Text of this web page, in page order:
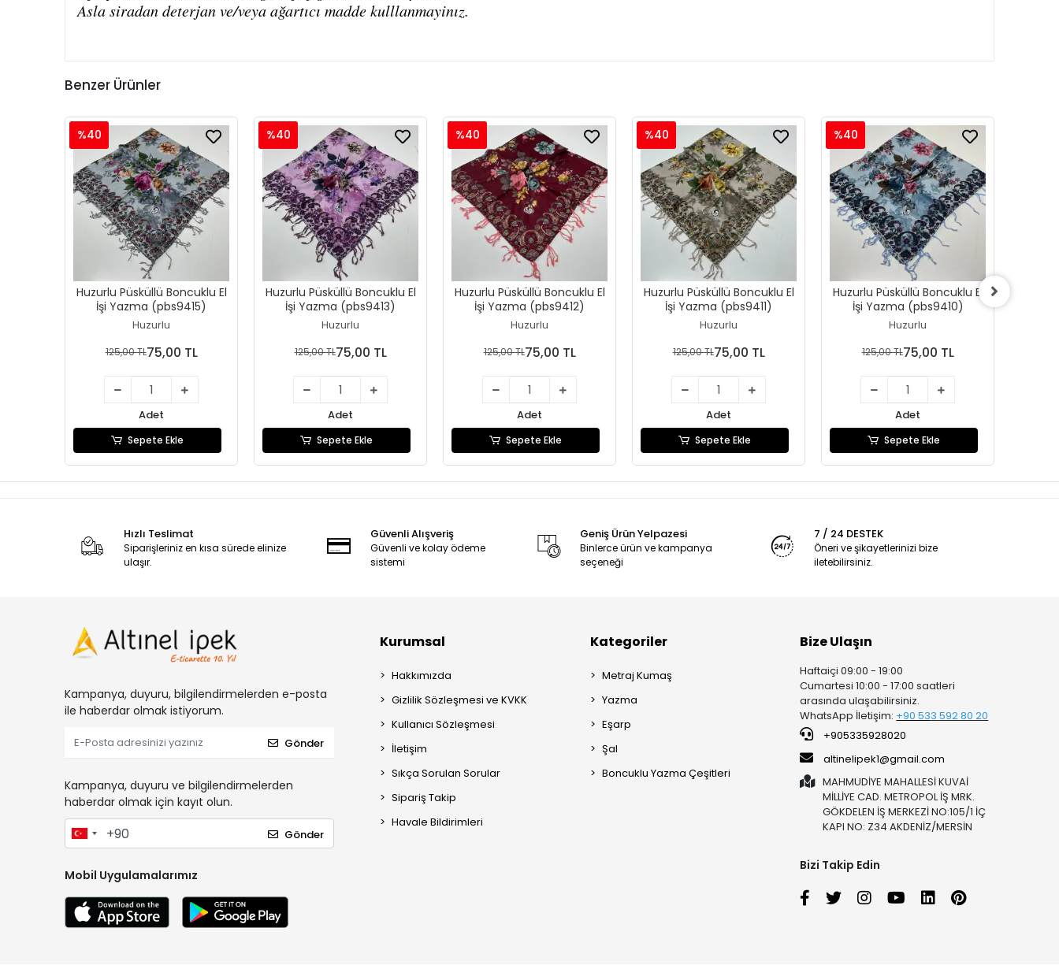
Asla siradan deterjan ve/veya ağartıcı madde kulllanmayinız.
Benzer Ürünler
Huzurlu Püsküllü Boncuklu El
İşi Yazma (pbs9415)
Huzurlu
%40
125,00 TL75,00 TL
Adet
Sepete Ekle
Huzurlu Püsküllü Boncuklu El
İşi Yazma (pbs9413)
Huzurlu
%40
125,00 TL75,00 TL
Adet
Sepete Ekle
Huzurlu Püsküllü Boncuklu El
İşi Yazma (pbs9412)
Huzurlu
%40
125,00 TL75,00 TL
Adet
Sepete Ekle
Huzurlu Püsküllü Boncuklu El
İşi Yazma (pbs9411)
Huzurlu
%40
125,00 TL75,00 TL
Adet
Sepete Ekle
Huzurlu Püsküllü Boncuklu El
İşi Yazma (pbs9410)
Huzurlu
%40
125,00 TL75,00 TL
Adet
Sepete Ekle
Hızlı Teslimat
Siparişleriniz en kısa sürede elinize
ulaşır.
Güvenli Alışveriş
Güvenli ve kolay ödeme
sistemi
Geniş Ürün Yelpazesi
Binlerce ürün ve kampanya
seçeneği
7 / 24 DESTEK
Öneri ve şikayetlerinizi bize
iletebilirsiniz.
Kampanya, duyuru, bilgilendirmelerden e-posta
ile haberdar olmak istiyorum.
Gönder
Kampanya, duyuru ve bilgilendirmelerden
haberdar olmak için kayıt olun.
Gönder
Mobil Uygulamalarımız
Kurumsal
Hakkımızda
Gizlilik Sözleşmesi ve KVKK
Kullanıcı Sözleşmesi
İletişim
Sıkça Sorulan Sorular
Sipariş Takip
Havale Bildirimleri
Kategoriler
Metraj Kumaş
Yazma
Eşarp
Şal
Boncuklu Yazma Çeşitleri
Bize Ulaşın
Haftaiçi 09:00 - 19:00
Cumartesi 10:00 - 17:00 saatleri
arasında ulaşabilirsiniz.
WhatsApp İletişim: +90 533 592 80 20
+905335928020
altinelipek1@gmail.com
MAHMUDİYE MAHALLESİ KUVAİ
MİLLİYE CAD. METROPOL İŞ MRK.
GÖKDELEN İŞ MERKEZİ NO:105/1 İÇ
KAPI NO: Z34 AKDENİZ/MERSİN
Bizi Takip Edin